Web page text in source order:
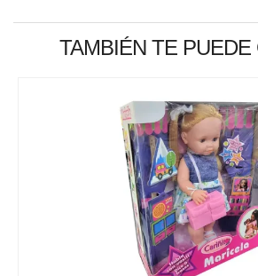
TAMBIÉN TE PUEDE